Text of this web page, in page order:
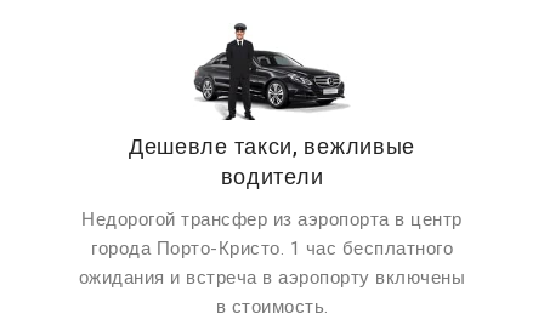
Дешевле такси, вежливые
водители
Недорогой трансфер из аэропорта в центр
города Порто-Кристо. 1 час бесплатного
ожидания и встреча в аэропорту включены
в стоимость.